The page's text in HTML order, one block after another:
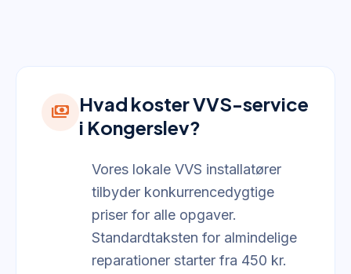
payments Hvad koster VVS-service
i Kongerslev?
Vores lokale VVS installatører
tilbyder konkurrencedygtige
priser for alle opgaver.
Standardtaksten for almindelige
reparationer starter fra 450 kr.